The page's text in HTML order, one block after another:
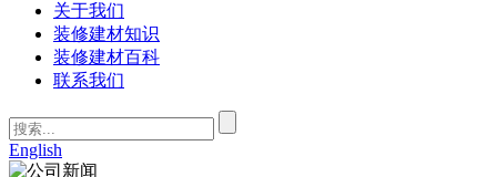
关于我们
装修建材知识
装修建材百科
联系我们
English